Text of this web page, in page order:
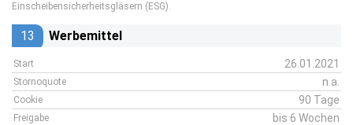
Einscheibensicherheitsgläsern (ESG).
13 Werbemittel
Start 26.01.2021
Stornoquote n.a.
Cookie 90 Tage
Freigabe bis 6 Wochen